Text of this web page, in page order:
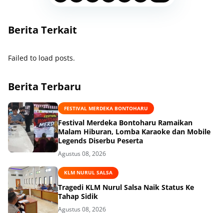
Berita Terkait
Failed to load posts.
Berita Terbaru
FESTIVAL MERDEKA BONTOHARU
‎Festival Merdeka Bontoharu Ramaikan
Malam Hiburan, Lomba Karaoke dan Mobile
Legends Diserbu Peserta ‎
Agustus 08, 2026
KLM NURUL SALSA
Tragedi KLM Nurul Salsa Naik Status Ke
Tahap Sidik
Agustus 08, 2026